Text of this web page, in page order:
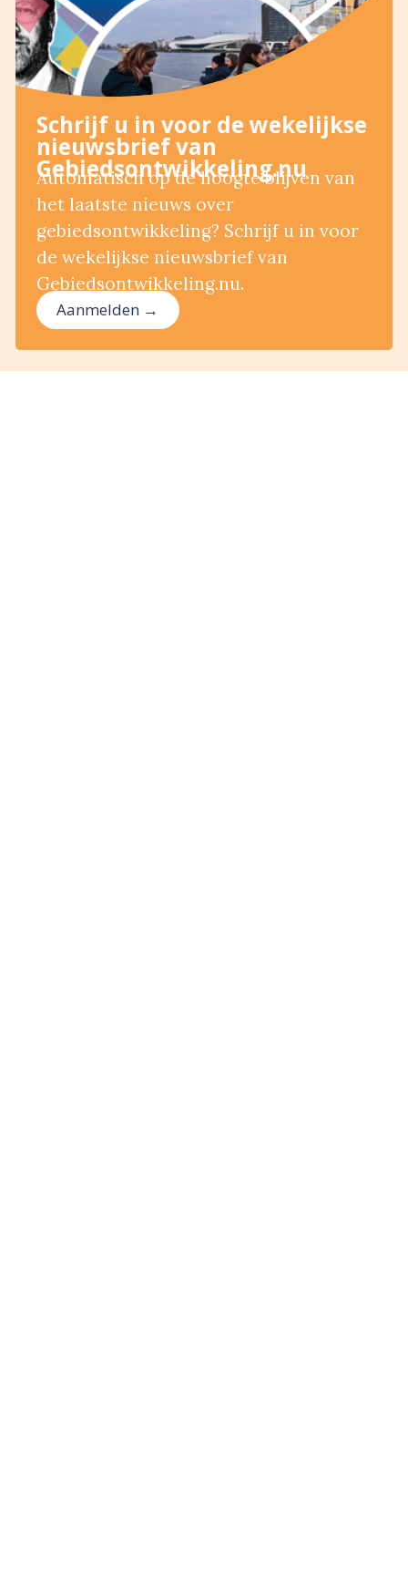
Schrijf u in voor de wekelijkse
nieuwsbrief van
Gebiedsontwikkeling.nu
Automatisch op de hoogte blijven van
het laatste nieuws over
gebiedsontwikkeling? Schrijf u in voor
de wekelijkse nieuwsbrief van
Gebiedsontwikkeling.nu.
Aanmelden →